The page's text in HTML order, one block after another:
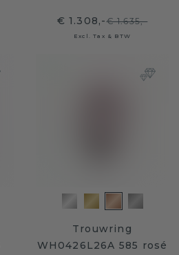
€ 1.308,-€ 1.635,-
Excl. Tax & BTW
Trouwring
WH0426L26A 585 rosé